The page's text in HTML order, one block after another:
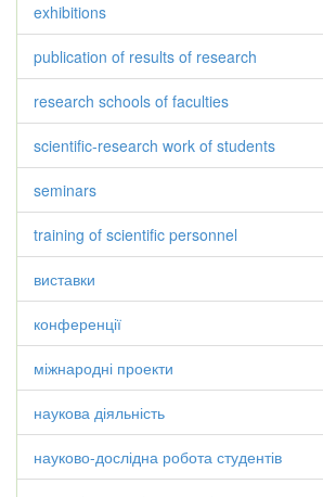
exhibitions
publication of results of research
research schools of faculties
scientific-research work of students
seminars
training of scientific personnel
виставки
конференції
міжнародні проекти
наукова діяльність
науково-дослідна робота студентів